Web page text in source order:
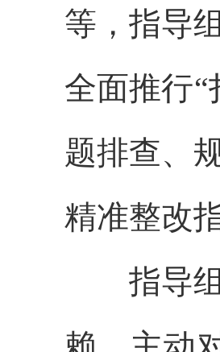
等，指导
全面推行
题排查、
精准整改
指导